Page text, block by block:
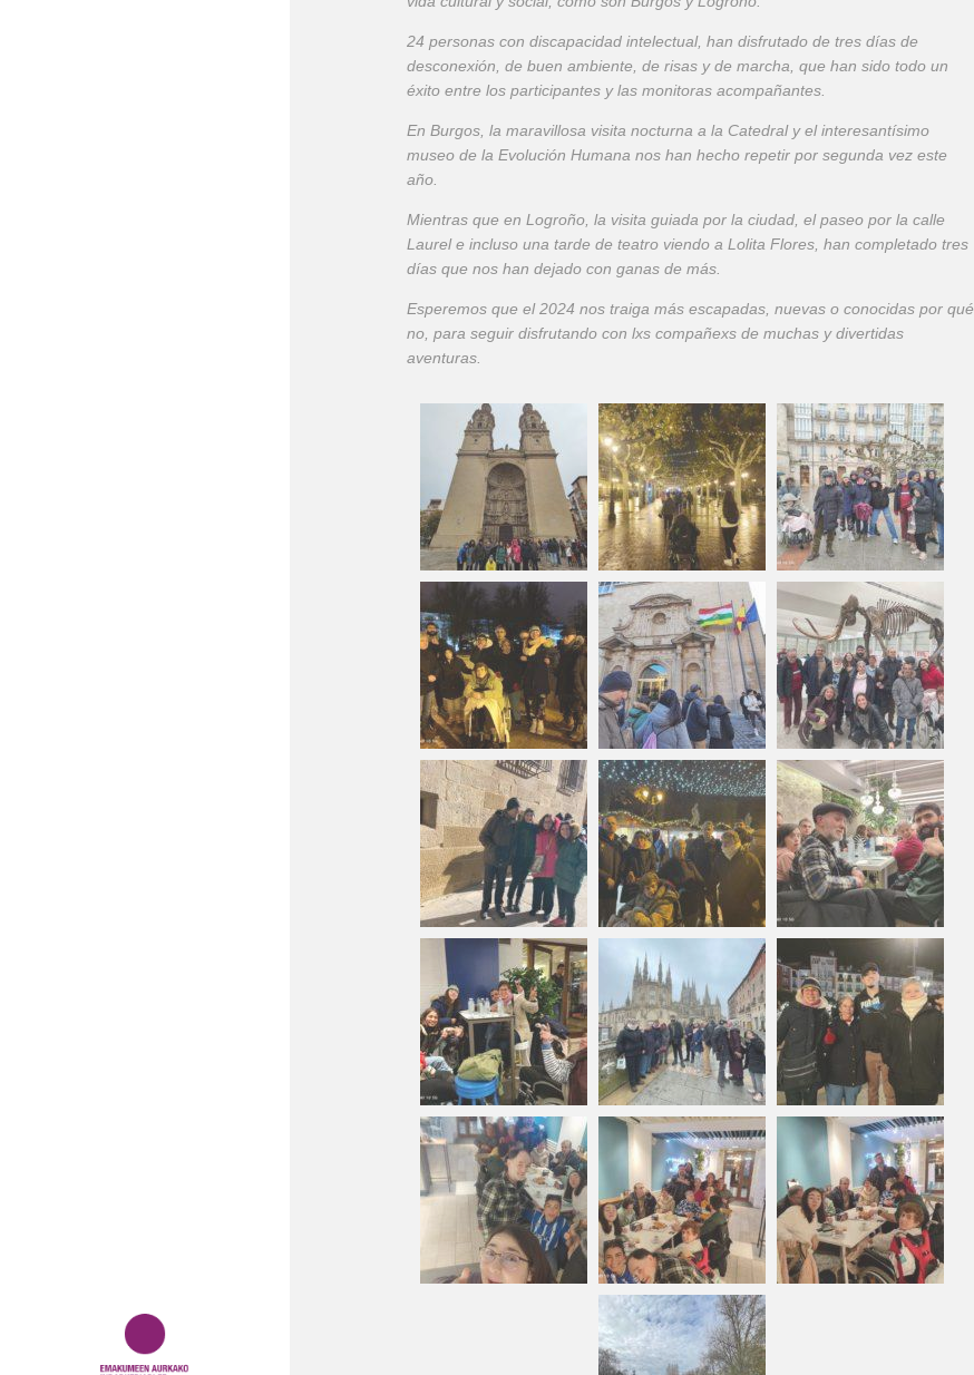
24 personas con discapacidad intelectual, han disfrutado de tres días de
desconexión, de buen ambiente, de risas y de marcha, que han sido todo un
éxito entre los participantes y las monitoras acompañantes.
En Burgos, la maravillosa visita nocturna a la Catedral y el interesantísimo
museo de la Evolución Humana nos han hecho repetir por segunda vez este
año.
Mientras que en Logroño, la visita guiada por la ciudad, el paseo por la calle
Laurel e incluso una tarde de teatro viendo a Lolita Flores, han completado tres
días que nos han dejado con ganas de más.
Esperemos que el 2024 nos traiga más escapadas, nuevas o conocidas por qué
no, para seguir disfrutando con lxs compañexs de muchas y divertidas
aventuras.